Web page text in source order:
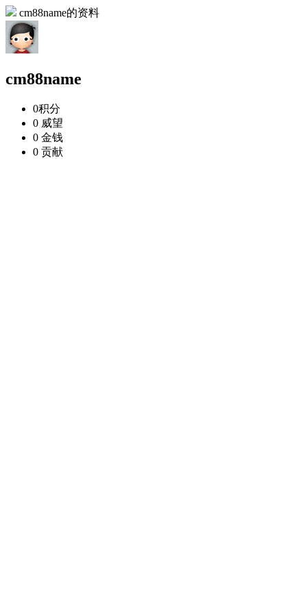
cm88name的资料
cm88name
0积分
0 威望
0 金钱
0 贡献